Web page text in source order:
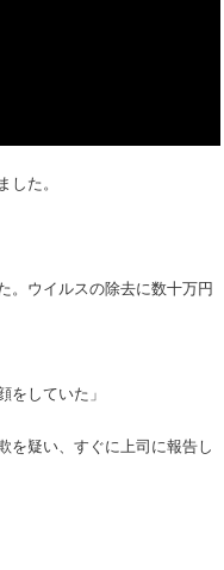
た。
。ウイルスの除去に数十万円
していた」
を疑い、すぐに上司に報告し